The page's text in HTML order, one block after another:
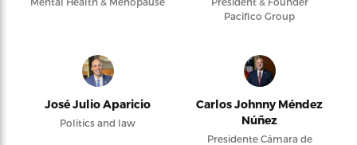
Pacifico Group
José Julio Aparicio
Politics and law
Carlos Johnny Méndez
Núñez
Presidente Cámara de